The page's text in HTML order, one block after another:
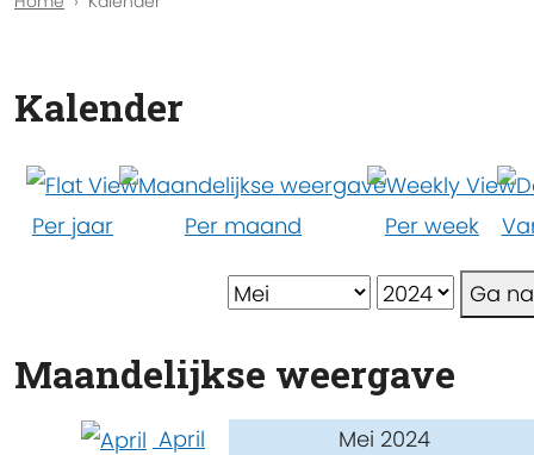
Kalender
Per jaar Per maand Per week
Ga
Maandelijkse weergave
April
Mei 2024